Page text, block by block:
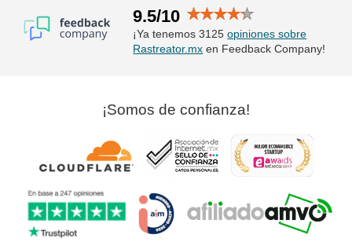
9.5/10
¡Ya tenemos 3125opiniones sobre
Rastreator.mx en Feedback Company!
¡Somos de confianza!